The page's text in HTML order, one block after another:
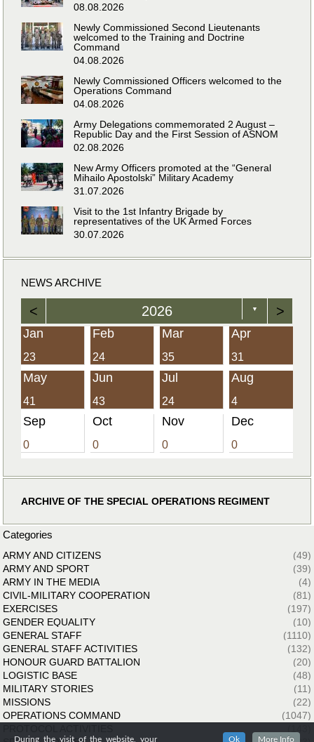
08.08.2026
Newly Commissioned Second Lieutenants
welcomed to the Training and Doctrine
Command
04.08.2026
Newly Commissioned Officers welcomed to the
Operations Command
04.08.2026
Army Delegations commemorated 2 August –
Republic Day and the First Session of ASNOM
02.08.2026
New Army Officers promoted at the “General
Mihailo Apostolski” Military Academy
31.07.2026
Visit to the 1st Infantry Brigade by
representatives of the UK Armed Forces
30.07.2026
NEWS ARCHIVE
< 2026 ▼ >
Jan
23
Feb
24
Mar
35
Apr
31
May
41
Jun
43
Jul
24
Aug
4
Sep
0
Oct
0
Nov
0
Dec
0
ARCHIVE OF THE SPECIAL OPERATIONS REGIMENT
Categories
ARMY AND CITIZENS
(49)
ARMY AND SPORT
(39)
ARMY IN THE MEDIA
(4)
CIVIL-MILITARY COOPERATION
(81)
EXERCISES
(197)
GENDER EQUALITY
(10)
GENERAL STAFF
(1110)
GENERAL STAFF ACTIVITIES
(132)
HONOUR GUARD BATTALION
(20)
LOGISTIC BASE
(48)
MILITARY STORIES
(11)
MISSIONS
(22)
OPERATIONS COMMAND
(1047)
During the visit of the website, your Ok More Info